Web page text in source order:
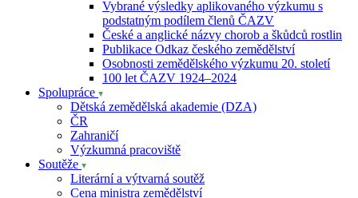
Vybrané výsledky aplikovaného výzkumu s
podstatným podílem členů ČAZV
České a anglické názvy chorob a škůdců rostlin
Publikace Odkaz českého zemědělství
Osobnosti zemědělského výzkumu 20. století
100 let ČAZV 1924–2024
Spolupráce
Dětská zemědělská akademie (DZA)
ČR
Zahraničí
Výzkumná pracoviště
Soutěže
Literární a výtvarná soutěž
Cena ministra zemědělství